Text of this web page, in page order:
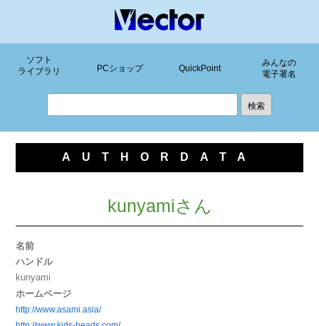
ソフト
ライブラリ
PCショップ QuickPoint
みんなの
電子署名
AUTHORDATA
kunyamiさん
名前
ハンドル
kunyami
ホームページ
http://www.asami.asia/